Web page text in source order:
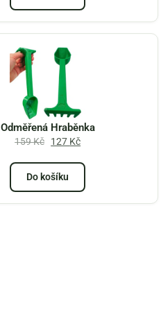
Odměřená Hraběnka
159Kč 127 Kč
Do košíku